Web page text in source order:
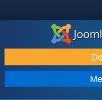
DOWNLOAD & KEMBANGKAN
TEMUKAN & PELAJARI
DUKUNGAN & KOMUNITAS